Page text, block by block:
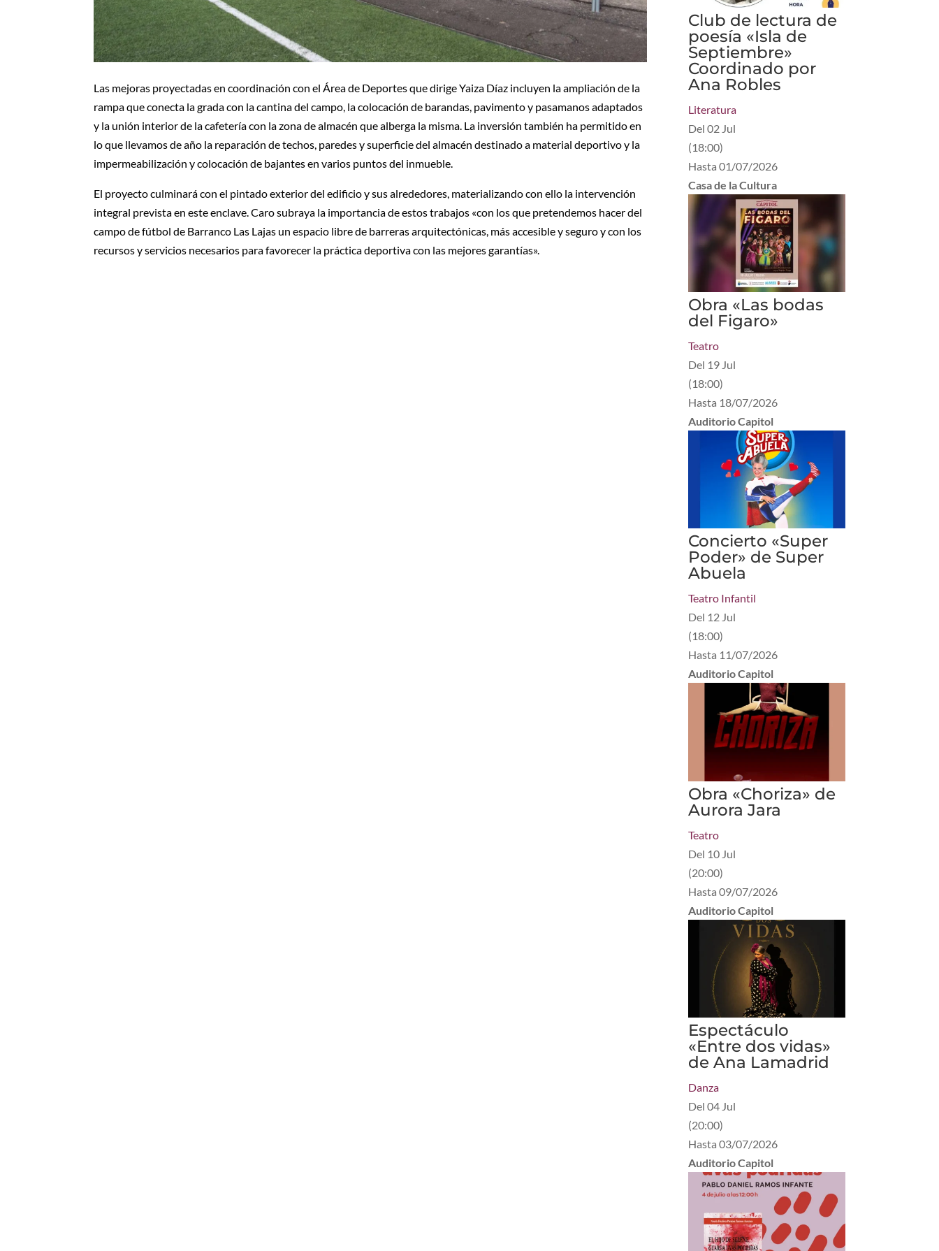
Las mejoras proyectadas en coordinación con el Área de Deportes que dirige Yaiza Díaz incluyen la ampliación de la
rampa que conecta la grada con la cantina del campo, la colocación de barandas, pavimento y pasamanos adaptados
y la unión interior de la cafetería con la zona de almacén que alberga la misma. La inversión también ha permitido en
lo que llevamos de año la reparación de techos, paredes y superficie del almacén destinado a material deportivo y la
impermeabilización y colocación de bajantes en varios puntos del inmueble.
El proyecto culminará con el pintado exterior del edificio y sus alrededores, materializando con ello la intervención
integral prevista en este enclave. Caro subraya la importancia de estos trabajos «con los que pretendemos hacer del
campo de fútbol de Barranco Las Lajas un espacio libre de barreras arquitectónicas, más accesible y seguro y con los
recursos y servicios necesarios para favorecer la práctica deportiva con las mejores garantías».
Club de lectura de
poesía «Isla de
Septiembre»
Coordinado por
Ana Robles
Literatura
Del02 Jul
(18:00)
Hasta01/07/2026
Casa de la Cultura
Obra «Las bodas
del Figaro»
Teatro
Del 19 Jul
(18:00)
Hasta 18/07/2026
Auditorio Capitol
Concierto «Super
Poder» de Super
Abuela
Teatro Infantil
Del 12 Jul
(18:00)
Hasta 11/07/2026
Auditorio Capitol
Obra «Choriza» de
Aurora Jara
Teatro
Del 10 Jul
(20:00)
Hasta09/07/2026
Auditorio Capitol
Espectáculo
«Entre dos vidas»
de Ana Lamadrid
Danza
Del04 Jul
(20:00)
Hasta03/07/2026
Auditorio Capitol